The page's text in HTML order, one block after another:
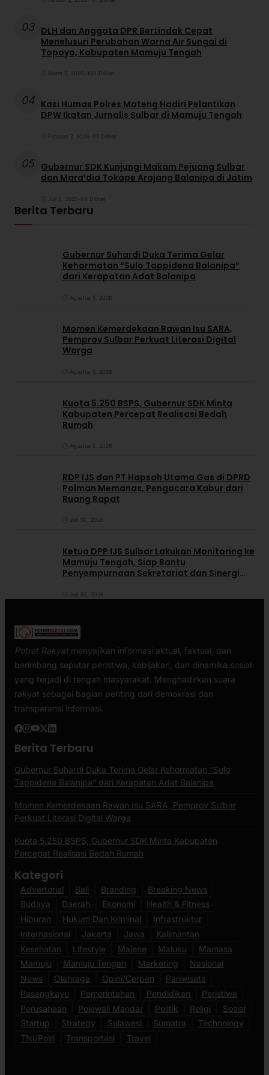
03 DLH dan Anggota DPR Bertindak Cepat
Menelusuri Perubahan Warna Air Sungai di
Topoyo, Kabupaten Mamuju Tengah
Maret 5, 2026 108 Dilihat
04 Kasi Humas Polres Mateng Hadiri Pelantikan
DPW Ikatan Jurnalis Sulbar di Mamuju Tengah
Februari 7, 2026 97 Dilihat
05 Gubernur SDK Kunjungi Makam Pejuang Sulbar
dan Mara’dia Tokape Arajang Balanipa di Jatim
Juli 5, 2025 94 Dilihat
Berita Terbaru
Gubernur Suhardi Duka Terima Gelar
Kehormatan “Sulo Tappidena Balanipa”
dari Kerapatan Adat Balanipa
Agustus 5, 2026
Momen Kemerdekaan Rawan Isu SARA,
Pemprov Sulbar Perkuat Literasi Digital
Warga
Agustus 5, 2026
Kuota 5.250 BSPS, Gubernur SDK Minta
Kabupaten Percepat Realisasi Bedah
Rumah
Agustus 5, 2026
RDP IJS dan PT Hapsah Utama Gas di DPRD
Polman Memanas, Pengacara Kabur dari
Ruang Rapat
Juli 30, 2026
Ketua DPP IJS Sulbar Lakukan Monitoring ke
Mamuju Tengah, Siap Bantu
Penyempurnaan Sekretariat dan Sinergi
Juli 30, 2026
Potret Rakyatmenyajikan informasi aktual, faktual, dan
berimbang seputar peristiwa, kebijakan, dan dinamika sosial
yang terjadi di tengah masyarakat. Menghadirkan suara
rakyat sebagai bagian penting dari demokrasi dan
transparansi informasi.
Berita Terbaru
Gubernur Suhardi Duka Terima Gelar Kehormatan “Sulo
Tappidena Balanipa” dari Kerapatan Adat Balanipa
Momen Kemerdekaan Rawan Isu SARA, Pemprov Sulbar
Perkuat Literasi Digital Warga
Kuota 5.250 BSPS, Gubernur SDK Minta Kabupaten
Percepat Realisasi Bedah Rumah
Kategori
Advertorial Bali Branding
Breaking News
Budaya
Daerah Ekonomi
Health & Fitness
Hiburan
Hukum Dan Kriminal
Infrastruktur
Internasional
Jakarta Jawa
Kalimantan
Kesehatan
Lifestyle Majene Maluku
Mamasa
Mamuju
Mamuju Tengah Marketing
Nasional
News
Olahraga Opini/Cerpen
Pariwisata
Pasangkayu
Pemerintahan Pendidikan
Peristiwa
Perusahaan
Polewali Mandar Politik Religi
Sosial
Startup
Strategy Sulawesi Sumatra
Technology
TNI/Polri
Transportasi Travel